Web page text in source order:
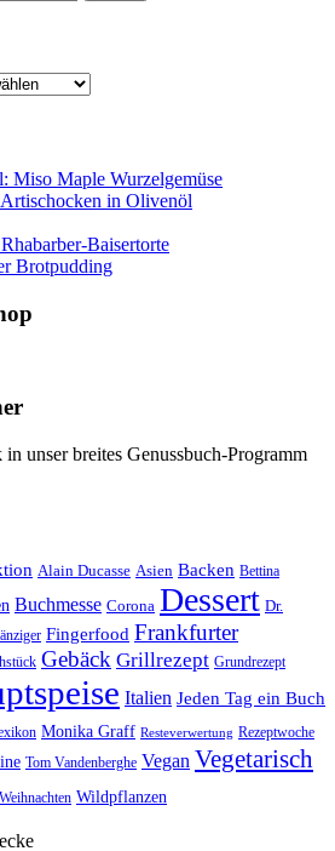
Miso Maple Wurzelgemüse
in Olivenöl
Baisertorte
Brotpudding
unser breites Genussbuch-Programm
Alain Ducasse Asien Backen Bettina
Buchmesse Corona Dessert Dr.
Fingerfood Frankfurter
Gebäck Grillrezept Grundrezept
Italien Jeden Tag ein Buch
Monika Graff Resteverwertung Rezeptwoche
Tom Vandenberghe Vegan Vegetarisch
Weihnachten Wildpflanzen